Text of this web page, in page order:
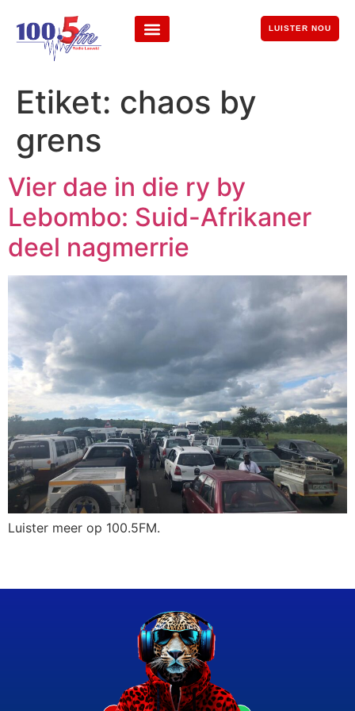
LUISTER NOU
Etiket: chaos by
grens
Vier dae in die ry by
Lebombo: Suid-Afrikaner
deel nagmerrie
Luister meer op 100.5FM.